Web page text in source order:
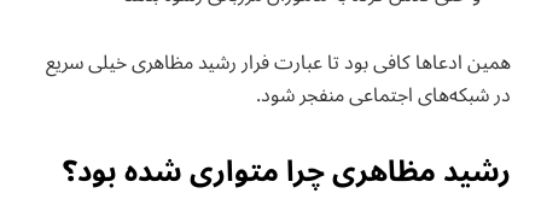
همین ادعاها کافی بود تا عبارت فرار رشید مظاهری خیلی سریع
در شبکه‌های اجتماعی منفجر شود.
رشید مظاهری چرا متواری شده بود؟